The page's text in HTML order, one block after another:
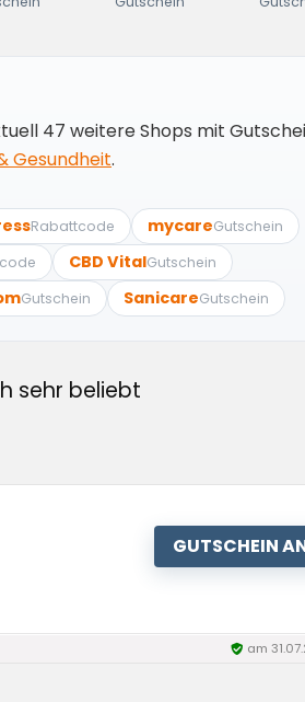
47 weitere Shops mit
Gesundheit.
Rabattcode mycareGutschein
CBD VitalGutschein
Gutschein SanicareGutschein
sehr beliebt
GUTSCHEIN
am